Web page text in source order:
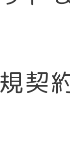
契